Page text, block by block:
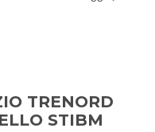
TRENORD
STIBM